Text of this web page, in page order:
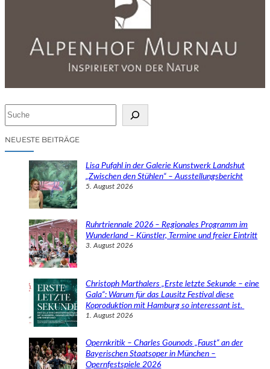
cNEUESTE BEITRÄGE
Lisa Pufahl in der Galerie Kunstwerk Landshut
„Zwischen den Stühlen“ – Ausstellungsbericht
5. August 2026
Ruhrtriennale 2026 – Regionales Programm im
Wunderland – Künstler, Termine und freier Eintritt
3. August 2026
Christoph Marthalers „Erste letzte Sekunde – eine
Gala“: Warum für das Lausitz Festival diese
Koproduktion mit Hamburg so interessant ist.
1. August 2026
Opernkritik – Charles Gounods „Faust“ an der
Bayerischen Staatsoper in München –
Opernfestspiele 2026